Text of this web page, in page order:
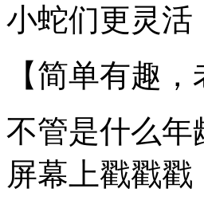
小蛇们更灵活
【简单有趣
不管是什么年
屏幕上戳戳